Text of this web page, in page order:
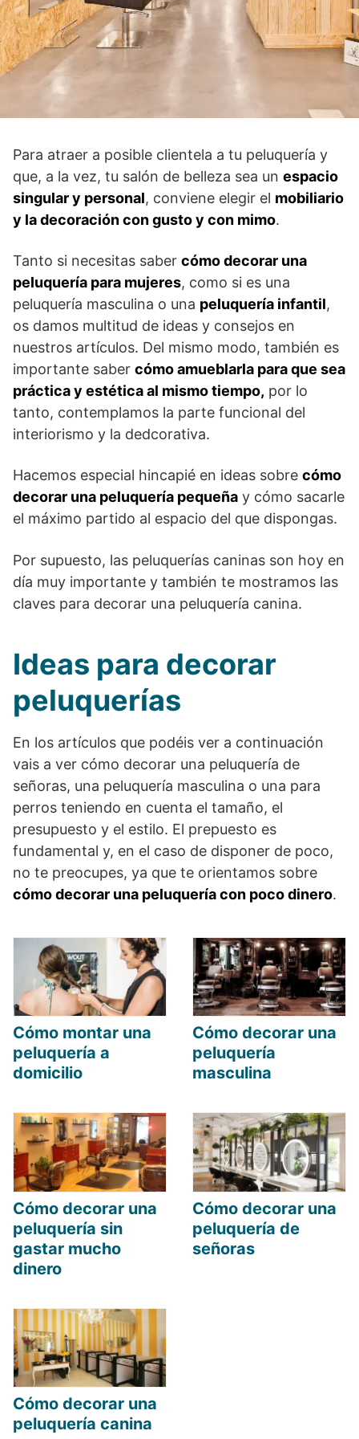
Para atraer a posible clientela a tu peluquería y
que, a la vez, tu salón de belleza sea un espacio
singular y personal, conviene elegir el mobiliario
y la decoración con gusto y con mimo.
Tanto si necesitas saber cómo decorar una
peluquería para mujeres, como si es una
peluquería masculina o una peluquería infantil,
os damos multitud de ideas y consejos en
nuestros artículos. Del mismo modo, también es
importante saber cómo amueblarla para que sea
práctica y estética al mismo tiempo, por lo
tanto, contemplamos la parte funcional del
interiorismo y la dedcorativa.
Hacemos especial hincapié en ideas sobre cómo
decorar una peluquería pequeña y cómo sacarle
el máximo partido al espacio del que dispongas.
Por supuesto, las peluquerías caninas son hoy en
día muy importante y también te mostramos las
claves para decorar una peluquería canina.
Ideas para decorar
peluquerías
En los artículos que podéis ver a continuación
vais a ver cómo decorar una peluquería de
señoras, una peluquería masculina o una para
perros teniendo en cuenta el tamaño, el
presupuesto y el estilo. El prepuesto es
fundamental y, en el caso de disponer de poco,
no te preocupes, ya que te orientamos sobre
cómo decorar una peluquería con poco dinero.
Cómo montar una
peluquería a
domicilio
Cómo decorar una
peluquería
masculina
Cómo decorar una
peluquería sin
gastar mucho
dinero
Cómo decorar una
peluquería de
señoras
Cómo decorar una
peluquería canina